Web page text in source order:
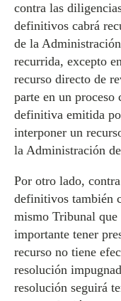
contra las
definitivos cabrá
de la
recurrida, excepto
recurso directo de
parte en un proceso
definitiva emitida
interponer un
la Administración
Por otro lado,
definitivos también
mismo Tribunal
importante tener
recurso no tiene
resolución
resolución seguirá